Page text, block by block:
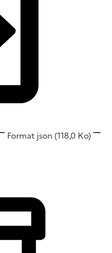
Format json (118,0 Ko)